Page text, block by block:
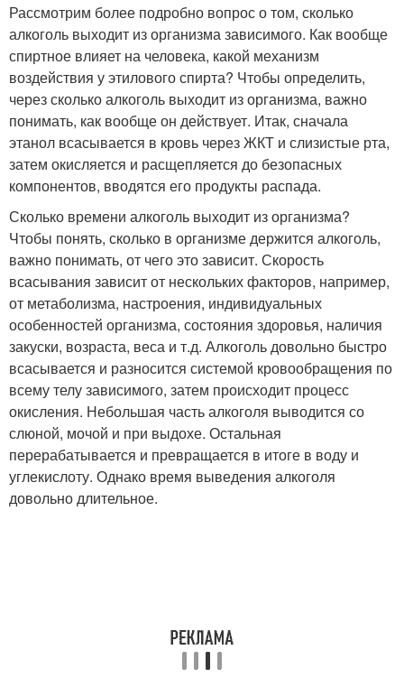
Рассмотрим более подробно вопрос о том, сколько
алкоголь выходит из организма зависимого. Как вообще
спиртное влияет на человека, какой механизм
воздействия у этилового спирта? Чтобы определить,
через сколько алкоголь выходит из организма, важно
понимать, как вообще он действует. Итак, сначала
этанол всасывается в кровь через ЖКТ и слизистые рта,
затем окисляется и расщепляется до безопасных
компонентов, вводятся его продукты распада.
Сколько времени алкоголь выходит из организма?
Чтобы понять, сколько в организме держится алкоголь,
важно понимать, от чего это зависит. Скорость
всасывания зависит от нескольких факторов, например,
от метаболизма, настроения, индивидуальных
особенностей организма, состояния здоровья, наличия
закуски, возраста, веса и т.д. Алкоголь довольно быстро
всасывается и разносится системой кровообращения по
всему телу зависимого, затем происходит процесс
окисления. Небольшая часть алкоголя выводится со
слюной, мочой и при выдохе. Остальная
перерабатывается и превращается в итоге в воду и
углекислоту. Однако время выведения алкоголя
довольно длительное.